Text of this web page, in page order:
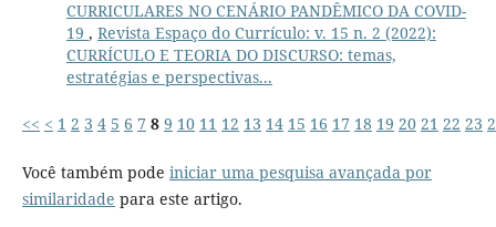
CURRICULARES NO CENÁRIO PANDÊMICO DA COVID-
19 , Revista Espaço do Currículo: v. 15 n. 2 (2022):
CURRÍCULO E TEORIA DO DISCURSO: temas,
estratégias e perspectivas...
<< < 1 2 3 4 5 6 7 8 9 10 11 12 13 14 15 16 17 18 19 20 21 22 23
Você também pode iniciar uma pesquisa avançada por
similaridade para este artigo.